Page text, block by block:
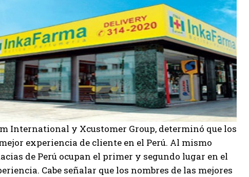
International y Xcustomer Group, determinó que los
experiencia de cliente en el Perú. Al mismo
de Perú ocupan el primer y segundo lugar en el
Cabe señalar que los nombres de las mejores